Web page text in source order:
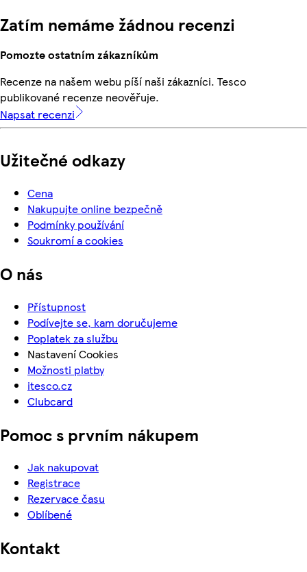
Zatím nemáme žádnou recenzi
Pomozte ostatním zákazníkům
Recenze na našem webu píší naši zákazníci. Tesco
publikované recenze neověřuje.
Napsat recenzi
Užitečné odkazy
Cena
Nakupujte online bezpečně
Podmínky používání
Soukromí a cookies
O nás
Přístupnost
Podívejte se, kam doručujeme
Poplatek za službu
Nastavení Cookies
Možnosti platby
itesco.cz
Clubcard
Pomoc s prvním nákupem
Jak nakupovat
Registrace
Rezervace času
Oblíbené
Kontakt